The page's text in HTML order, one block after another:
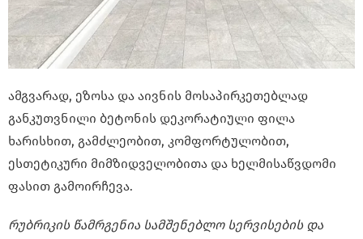
ამგვარად, ეზოსა და აივნის მოსაპირკეთებლად
განკუთვნილი ბეტონის დეკორატიული ფილა
ხარისხით, გამძლეობით, კომფორტულობით,
ესთეტიკური მიმზიდველობითა და ხელმისაწვდომი
ფასით გამოირჩევა.
რუბრიკის წამრგენია სამშენებლო სერვისების და